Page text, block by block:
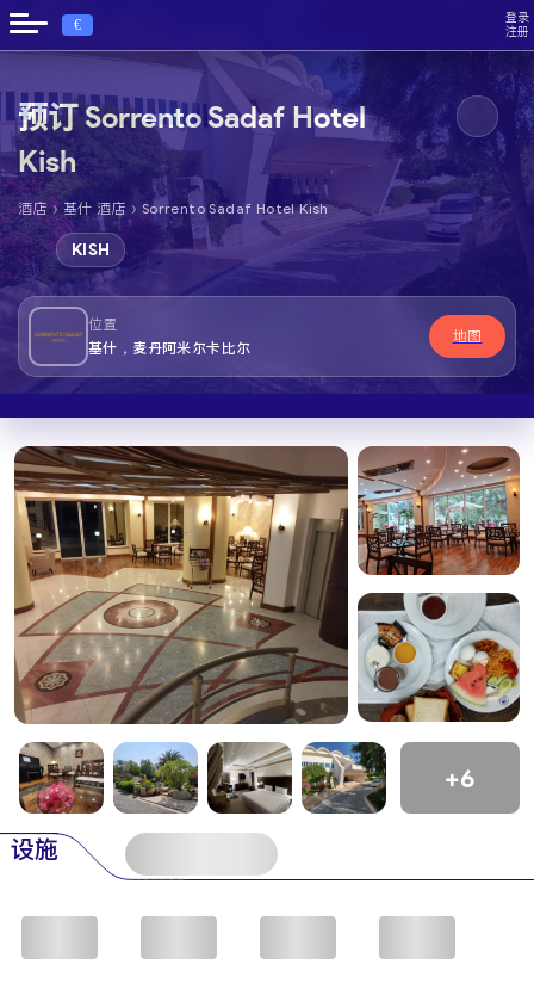
€
登录
注册
预订 Sorrento Sadaf Hotel
Kish
酒店 › 基什 酒店 › Sorrento Sadaf Hotel Kish
KISH
位置
基什，麦丹阿米尔卡比尔
地图
+6
设施